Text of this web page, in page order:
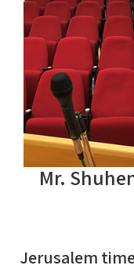
Mr.